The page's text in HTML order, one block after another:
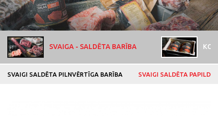
SVAIGA - SALDĒTA BARĪBA
SVAIGI SALDĒTA PILNVĒRTĪGA BARĪBA SVAIGI SALDĒTA